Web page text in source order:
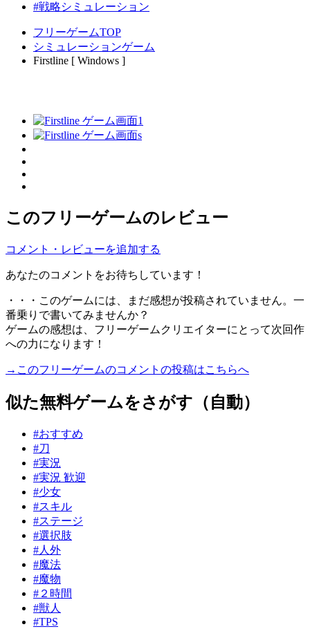
#戦略シミュレーション
フリーゲームTOP
シミュレーションゲーム
Firstline [ Windows ]
このフリーゲームのレビュー
コメント・レビューを追加する
あなたのコメントをお待ちしています！
・・・このゲームには、まだ感想が投稿されていません。一
番乗りで書いてみませんか？
ゲームの感想は、フリーゲームクリエイターにとって次回作
への力になります！
→このフリーゲームのコメントの投稿はこちらへ
似た無料ゲームをさがす（自動）
#おすすめ
#刀
#実況
#実況 歓迎
#少女
#スキル
#ステージ
#選択肢
#人外
#魔法
#魔物
#２時間
#獣人
#TPS